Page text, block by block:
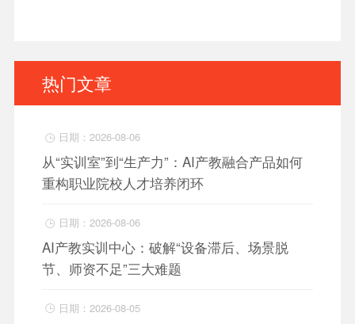
热门文章
 日期：2026-08-06
从“实训室”到“生产力”：AI产教融合产品如何
重构职业院校人才培养闭环
 日期：2026-08-06
AI产教实训中心：破解“设备滞后、场景脱
节、师资不足”三大难题
 日期：2026-08-05